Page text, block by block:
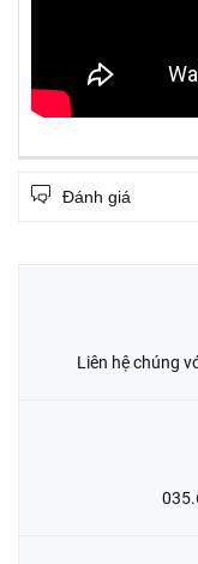
Đánh giá
Liên hệ chúng